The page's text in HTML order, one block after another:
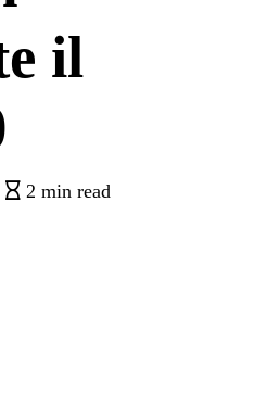
il
2 min read